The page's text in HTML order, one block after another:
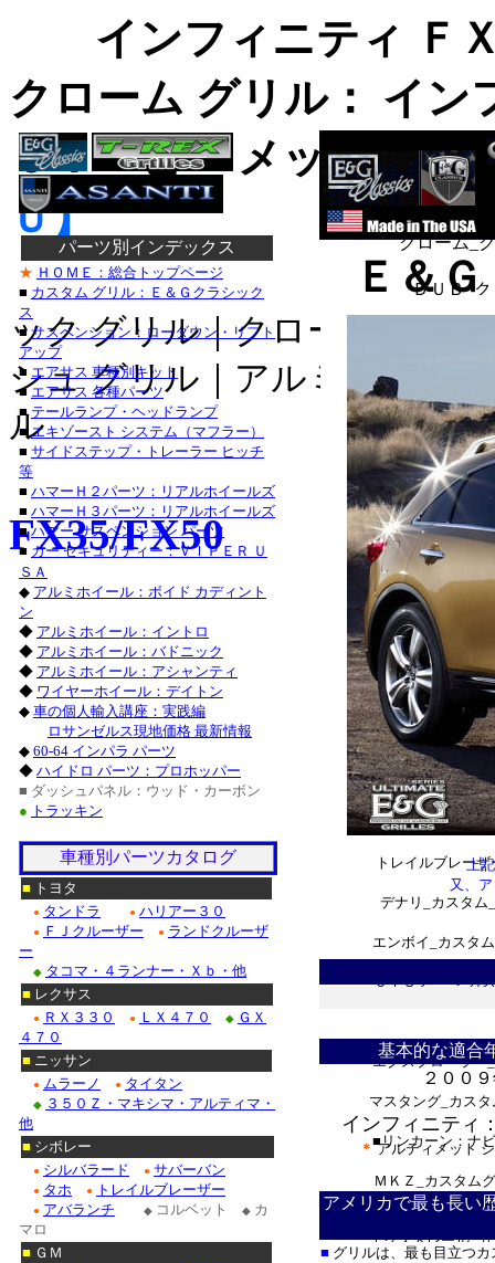
上
又、
基本的な適合
２００
インフィニティ
＊アルティメット
アメリカで最も長い
■ グリルは、最も目立つ
セブリング_カス
デュランゴ_カス
チャージャー_カ
グランドチェ
■トヨタ/北米トヨ
サーフ_カスタム
ハイランダー_カ
マトリックス_カ
■レクサス：ＩＳ_
ＧＸ_カスタム_グ
ＧＳ４６０_カス
シルバラード_Ｃ
トレイルブレー
デナリ_カスタム
エンボイ_カスタ
ＣＴＳクーペ_カ
エクスプローラー
マスタング_カス
■リンカーン：ナ
ＭＫＺ_カスタム
■ニッサン：ムラ
エクストレール_
グリル、
Ｅ＆Ｇグリ
クローム_
ＤＵＢ_
パーツ別インデックス
★ ＨＯＭＥ：総合トップページ
■ カスタム グリル：Ｅ＆Ｇクラシック
ス
■ サスペンション：ローダウン・リフト
アップ
■ エアサス 車種別キット
■エアサス 各種パーツ
■ テールランプ・ヘッドランプ
■エキゾースト システム（マフラー）
■ サイドステップ・トレーラー ヒッチ
等
■ ハマーＨ２パーツ：リアルホイールズ
■ ハマーＨ３パーツ：リアルホイールズ
■ハマー サスペンション パーツ
■ カー セキュリティー：ＶＩＰＥＲ Ｕ
ＳＡ
◆ アルミホイール：ボイド カディント
ン
◆ アルミホイール：イントロ
◆ アルミホイール：バドニック
◆ アルミホイール：アシャンティ
◆ ワイヤーホイール：デイトン
◆ 車の個人輸入講座：実践編
ロサンゼルス現地価格 最新情報
◆ 60-64 インパラ パーツ
◆ ハイドロ パーツ：プロホッパー
■ ダッシュパネル：ウッド・カーボン
● トラッキン
車種別パーツカタログ
■ トヨタ
● タンドラ ● ハリアー３０
● ＦＪクルーザー ● ランドクルーザ
ー
◆ タコマ・４ランナー・Ｘｂ・他
■ レクサス
● ＲＸ３３０ ● ＬＸ４７０ ◆ ＧＸ
４７０
■ ニッサン
● ムラーノ ● タイタン
◆ ３５０Ｚ・マキシマ・アルティマ・
他
■ シボレー
● シルバラード ● サバーバン
● タホ ● トレイルブレーザー
● アバランチ ◆ コルベット ◆ カ
マロ
■ ＧＭ
インフィニティ Ｆ
クローム グリル： イン
０：ヘビー メッシュ グ
Ｕ】
Ｅ＆
ック グリル｜クローム グリ
シュ グリル｜アルミ ビレッ
ル
FX35/FX50